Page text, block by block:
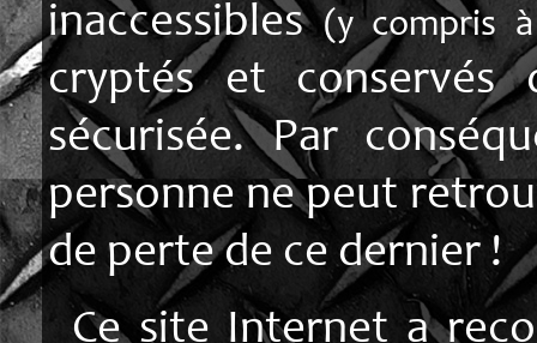
inaccessibles(y compris
cryptés et conservés
sécurisée. Par
personne ne peut
de perte de ce dernier !
Ce site Internet a